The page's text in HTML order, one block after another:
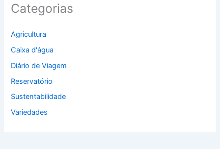
Categorias
Agricultura
Caixa d'água
Diário de Viagem
Reservatório
Sustentabilidade
Variedades